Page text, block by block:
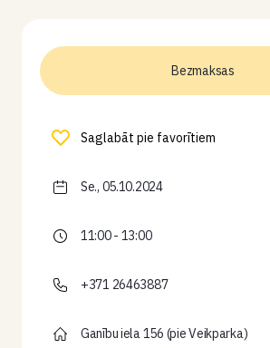
Bezmaksas
Saglabāt pie favorītiem
Se., 05.10.2024
11:00 - 13:00
+371 26463887
Ganību iela 156 (pie Veikparka)